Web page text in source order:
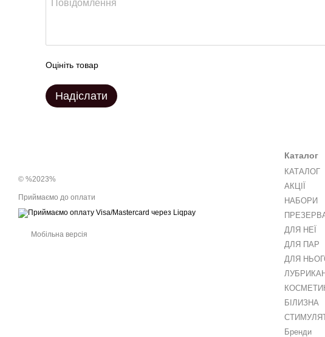
Оцініть товар
Надіслати
© %2023%
Приймаємо до оплати
Мобільна версія
Каталог
КАТАЛОГ
АКЦІЇ
НАБОРИ
ДЛЯ НЕЇ
ДЛЯ ПАР
ДЛЯ
БІЛИЗНА
Бренди